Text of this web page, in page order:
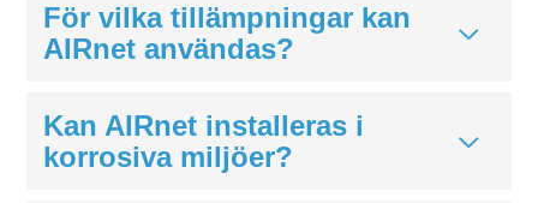
För vilka tillämpningar kan
AIRnet användas?
Kan AIRnet installeras i
korrosiva miljöer?